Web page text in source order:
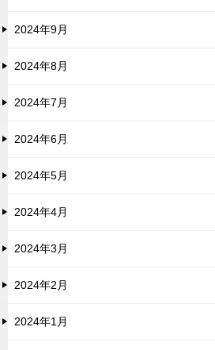
2024年9月
2024年8月
2024年7月
2024年6月
2024年5月
2024年4月
2024年3月
2024年2月
2024年1月